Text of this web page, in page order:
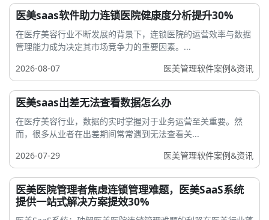
医美saas软件助力连锁医院健康度分析提升30%
在医疗美容行业不断发展的背景下，连锁医院的运营效率与数据
管理能力成为决定其市场竞争力的重要因素。...
2026-08-07
医美管理软件案例&资讯
医美saas出差无法查看数据怎么办
在医疗美容行业，数据的实时掌握对于业务运营至关重要。然
而，很多从业者在出差期间常常遇到无法查看关...
2026-07-29
医美管理软件案例&资讯
医美医院管理者焦虑连锁管理难题，医美SaaS系统
提供一站式解决方案提效30%